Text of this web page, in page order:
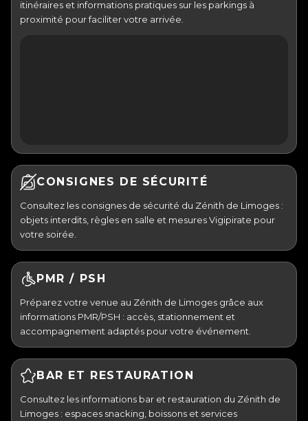
itinéraires et informations pratiques sur les parkings à
proximité pour faciliter votre arrivée.
CONSIGNES DE SÉCURITÉ
Consultez les consignes de sécurité du Zénith de Limoges :
objets interdits, règles en salle et mesures Vigipirate pour
votre soirée.
PMR / PSH
Préparez votre venue au Zénith de Limoges grâce aux
informations PMR/PSH : accès, stationnement et
accompagnement adaptés pour votre événement.
BAR ET RESTAURATION
Consultez les informations bar et restauration du Zénith de
Limoges : espaces snacking, boissons et services